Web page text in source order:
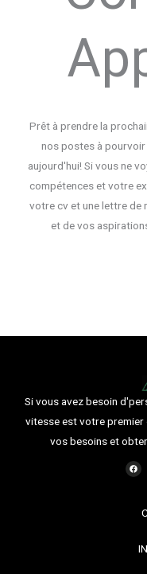
Prêt à prendre la
nos postes à
aujourd'hui! Si vous ne
compétences et votre
votre cv et une lettre
et de vos
Si vous avez besoin
vitesse est votre premier
vos besoins et
F
a
c